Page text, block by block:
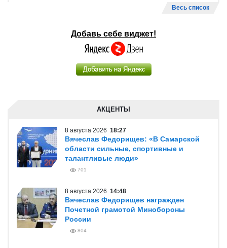
Весь список
Добавь себе виджет!
АКЦЕНТЫ
8 августа 2026 18:27
Вячеслав Федорищев: «В Самарской
области сильные, спортивные и
талантливые люди»
701
8 августа 2026 14:48
Вячеслав Федорищев награжден
Почетной грамотой Минобороны
России
804